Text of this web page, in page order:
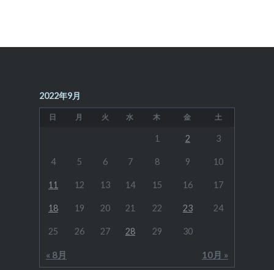
ン
2022年9月
日 月 火 水 木 金 土
« 8月 10月 »
1 2 3
4 5 6 7 8 9 10
11 12 13 14 15 16 17
18 19 20 21 22 23 24
25 26 27 28 29 30